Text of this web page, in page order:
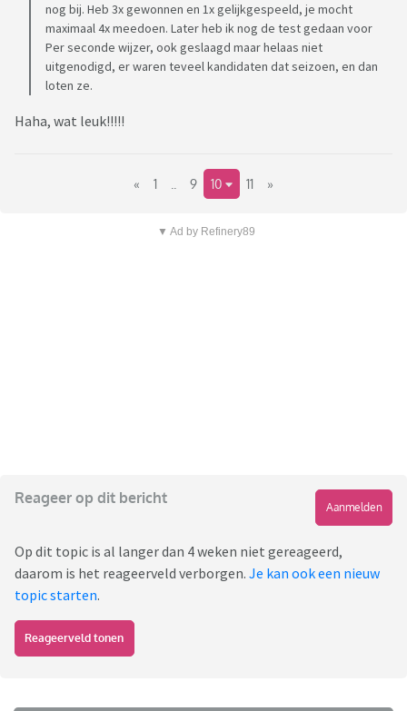
nog bij. Heb 3x gewonnen en 1x gelijkgespeeld, je mocht
maximaal 4x meedoen. Later heb ik nog de test gedaan voor
Per seconde wijzer, ook geslaagd maar helaas niet
uitgenodigd, er waren teveel kandidaten dat seizoen, en dan
loten ze.
Haha, wat leuk!!!!!
« 1 9 10 11 »
▼ Ad by Refinery89
Reageer op dit bericht
Aanmelden
Op dit topic is al langer dan 4 weken niet gereageerd,
daarom is het reageerveld verborgen. Je kan ook een nieuw
topic starten.
Reageerveld tonen